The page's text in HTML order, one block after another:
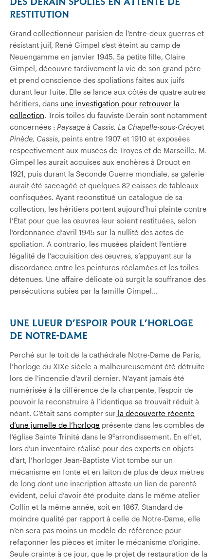
RESTITUTION
Grand collectionneur parisien de l’entre-deux guerres et
résistant juif, René Gimpel s’est éteint au camp de
Neuengamme en janvier 1945. Sa petite fille, Claire
Gimpel, découvre tardivement la vie de son grand-père
et prend conscience des spoliations faites aux juifs
durant leur fuite. Elle se lance aux côtés de quatre autres
héritiers, dans une investigation pour retrouver la
collection. Trois toiles du fauviste Derain sont notamment
concernées : Paysage à Cassis, La Chapelle-sous-Crécyet
Pinède, Cassis, peints entre 1907 et 1910 et exposées
respectivement aux musées de Troyes et de Marseille. M.
Gimpel les aurait acquises aux enchères à Drouot en
1921, puis durant la Seconde Guerre mondiale, sa galerie
aurait été saccagéé et quelques 82 caisses de tableaux
confisquées. Ayant reconstitué un catalogue de sa
collection, les héritiers portent aujourd’hui plainte contre
l’État pour que les œuvres leur soient restituées, selon
l’ordonnance d’avril 1945 sur la nullité des actes de
spoliation. A contrario, les musées plaident l’entière
légalité de l’acquisition des œuvres, s’appuyant sur la
discordance entre les peintures réclamées et les toiles
détenues. Une affaire délicate où surgit la souffrance des
persécutions subies par la famille Gimpel…
UNE LUEUR D’ESPOIR POUR L’HORLOGE
DE NOTRE-DAME
Perché sur le toit de la cathédrale Notre-Dame de Paris,
l’horloge du XIXe siècle a malheureusement été détruite
lors de l’incendie d’avril dernier. N’ayant jamais été
numérisée à la différence de la charpente, l’espoir de
pouvoir la reconstruire à l’identique se trouvait réduit à
néant. C’était sans compter sur la découverte récente
d’une jumelle de l’horloge présente dans les combles de
l’église Sainte Trinité dans le 9earrondissement. En effet,
lors d’un inventaire réalisé pour des experts en objets
d’art, l’horloger Jean-Baptiste Viot tombe sur un
mécanisme en fonte et en laiton de plus de deux mètres
de long dont une inscription atteste un lien de parenté
évident, celui d’avoir été produite dans le même atelier
Collin et la même année, soit en 1867. Standard de
moindre qualité par rapport à celle de Notre-Dame, elle
n’en sera pas moins un modèle de référence pour
refaçonner les pièces et imiter le mécanisme d’origine.
Seule crainte à ce jour, que le projet de restauration de la